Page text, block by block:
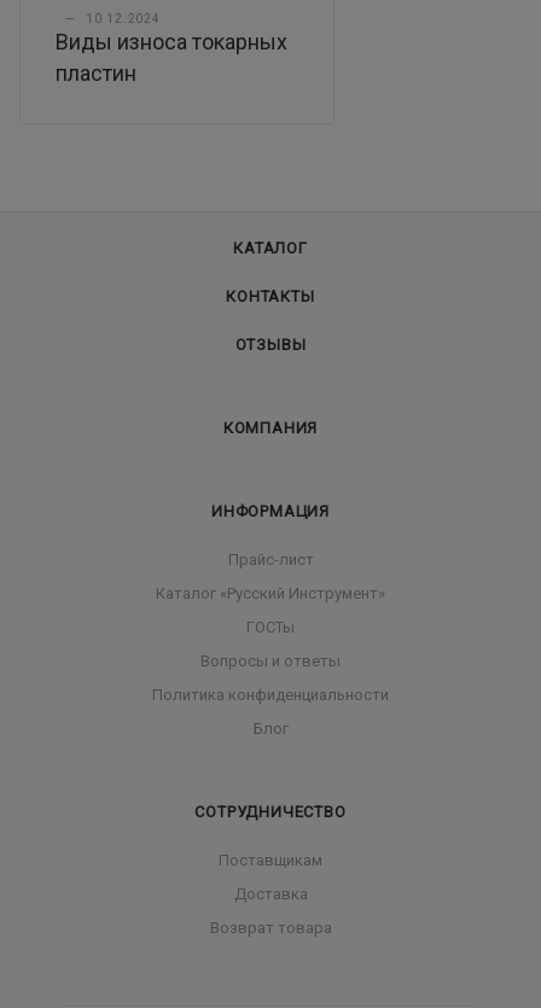
— 10.12.2024
Виды износа токарных
пластин
КАТАЛОГ
КОНТАКТЫ
ОТЗЫВЫ
КОМПАНИЯ
ИНФОРМАЦИЯ
Прайс-лист
Каталог «Русский Инструмент»
ГОСТы
Вопросы и ответы
Политика конфиденциальности
Блог
СОТРУДНИЧЕСТВО
Поставщикам
Доставка
Возврат товара